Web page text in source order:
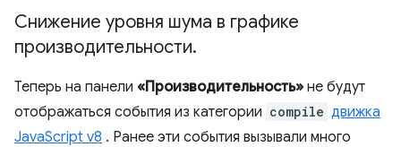
Снижение уровня шума в графике
производительности.
Теперь на панели «Производительность» не будут
отображаться события из категории compile движка
JavaScript v8 . Ранее эти события вызывали много